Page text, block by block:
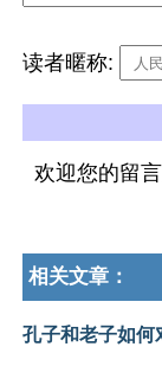
读者暱称:
欢迎您的留言
相关文章：
孔子和老子如何